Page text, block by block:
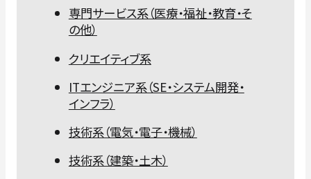
専門サービス系（医療・福祉・教育・そ
の他）
クリエイティブ系
ITエンジニア系（SE・システム開発・
インフラ）
技術系（電気・電子・機械）
技術系（建築・土木）